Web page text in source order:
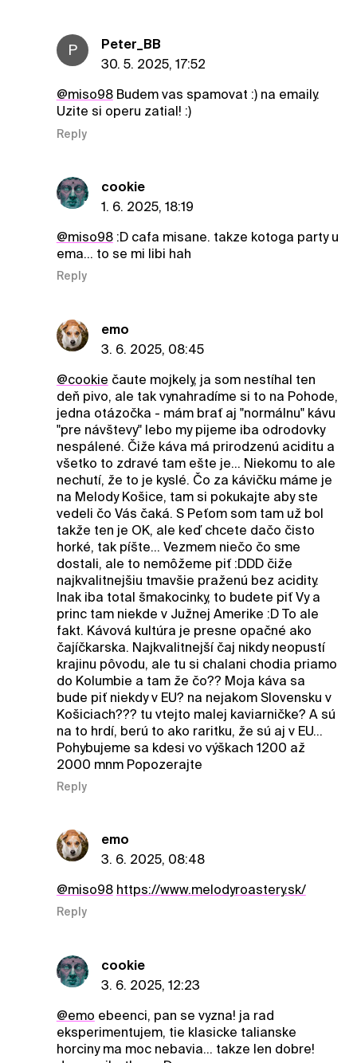
P
Peter_BB
30. 5. 2025, 17:52
@miso98Budem vas spamovat :) na emaily.
Uzite si operu zatial! :)
Reply
cookie
1. 6. 2025, 18:19
@miso98:D cafa misane. takze kotoga party u
ema… to se mi libi hah
Reply
emo
3. 6. 2025, 08:45
@cookie čaute mojkely, ja som nestíhal ten
deň pivo, ale tak vynahradíme si to na Pohode,
jedna otázočka - mám brať aj "normálnu" kávu
"pre návštevy" lebo my pijeme iba odrodovky
nespálené. Čiže káva má prirodzenú aciditu a
všetko to zdravé tam ešte je... Niekomu to ale
nechutí, že to je kyslé. Čo za kávičku máme je
na Melody Košice, tam si pokukajte aby ste
vedeli čo Vás čaká. S Peťom som tam už bol
takže ten je OK, ale keď chcete dačo čisto
horké, tak píšte... Vezmem niečo čo sme
dostali, ale to nemôžeme piť :DDD čiže
najkvalitnejšiu tmavšie praženú bez acidity.
Inak iba total šmakocinky, to budete piť Vy a
princ tam niekde v Južnej Amerike :D To ale
fakt. Kávová kultúra je presne opačné ako
čajíčkarska. Najkvalitnejší čaj nikdy neopustí
krajinu pôvodu, ale tu si chalani chodia priamo
do Kolumbie a tam že čo?? Moja káva sa
bude piť niekdy v EU? na nejakom Slovensku v
Košiciach??? tu vtejto malej kaviarničke? A sú
na to hrdí, berú to ako raritku, že sú aj v EU...
Pohybujeme sa kdesi vo výškach 1200 až
2000 mnm Popozerajte
Reply
emo
3. 6. 2025, 08:48
@miso98 https://www.melodyroastery.sk/
Reply
cookie
3. 6. 2025, 12:23
@emo ebeenci, pan se vyzna! ja rad
eksperimentujem, tie klasicke talianske
horciny ma moc nebavia... takze len dobre!